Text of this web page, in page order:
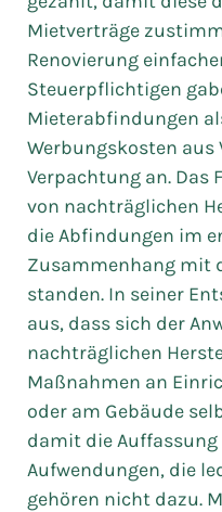
Mietverträge
Renovierung
Steuerpflichtigen
Mieterabfindungen
Werbungskosten aus
Verpachtung an. Das
von nachträglichen
die Abfindungen im
Zusammenhang mit
standen. In seiner
aus, dass sich der
nachträglichen
Maßnahmen an
oder am Gebäude
damit die
Aufwendungen, die
gehören nicht dazu.